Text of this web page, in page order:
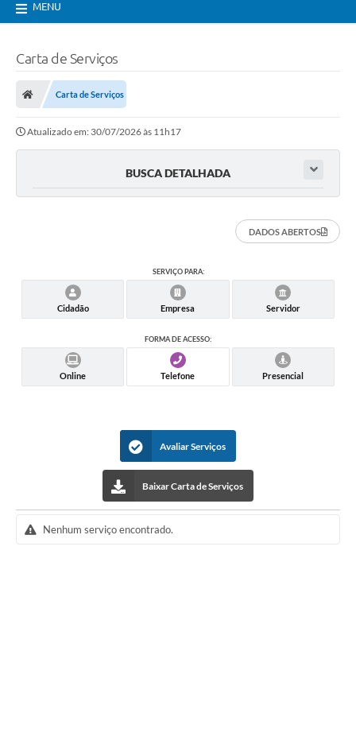
MENU
Carta de Serviços
Carta de Serviços
Atualizado em: 30/07/2026 às 11h17
BUSCA DETALHADA
DADOS ABERTOS
SERVIÇO PARA:
Cidadão Empresa Servidor
FORMA DE ACESSO:
Online Telefone Presencial
Avaliar Serviços
Baixar Carta de Serviços
Nenhum serviço encontrado.